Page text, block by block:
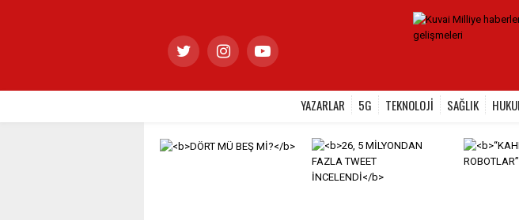
YAZARLAR 5G TEKNOLOJİ SAĞLIK